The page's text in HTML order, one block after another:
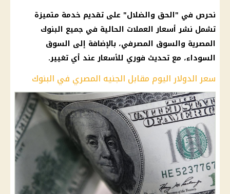
نحرص في "الحق والضلال" على تقديم خدمة متميزة
تشمل نشر أسعار العملات الحالية في جميع البنوك
المصرية والسوق المصرفي، بالإضافة إلى السوق
السوداء، مع تحديث فوري للأسعار عند أي تغيير.
سعر الدولار اليوم مقابل الجنيه المصري في البنوك